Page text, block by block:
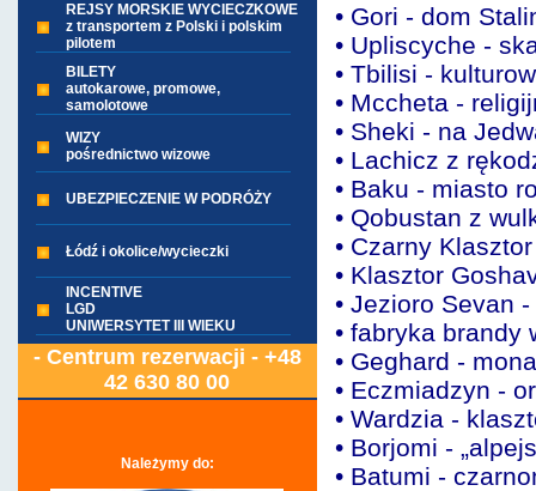
REJSY MORSKIE WYCIECZKOWE
z transportem z Polski i polskim
pilotem
BILETY
autokarowe, promowe,
samolotowe
WIZY
pośrednictwo wizowe
UBEZPIECZENIE W PODRÓŻY
Łódź i okolice/wycieczki
INCENTIVE
LGD
UNIWERSYTET III WIEKU
- Centrum rezerwacji - +48
42 630 80 00
Należymy do:
• Gori - dom
• Upliscyche -
• Tbilisi -
• Mccheta -
• Sheki - na
• Lachicz z
• Baku - miasto
• Qobustan z
• Czarny
• Klasztor
• Jezioro Sevan
• fabryka brandy
• Geghard -
• Eczmiadzyn -
• Wardzia -
• Borjomi -
• Batumi -